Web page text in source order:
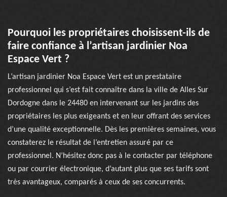
Pourquoi les propriétaires choisissent-ils de
faire confiance à l’artisan jardinier Noa
Espace Vert ?
L’artisan jardinier Noa Espace Vert est un prestataire
professionnel qui s’est fait connaître dans la ville de Alles Sur
Dordogne dans le 24480 en intervenant sur les jardins des
propriétaires les plus exigeants et en leur offrant des services
d’une qualité exceptionnelle. Dès les premières semaines, vous
constaterez le résultat de l’entretien assuré par ce
professionnel. N’hésitez donc pas à le contacter par téléphone
ou par courrier électronique, d’autant plus que ses tarifs sont
très avantageux, comparés à ceux de ses concurrents.